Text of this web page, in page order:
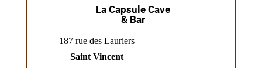
La Capsule Cave
& Bar
187 rue des Lauriers
Saint Vincent